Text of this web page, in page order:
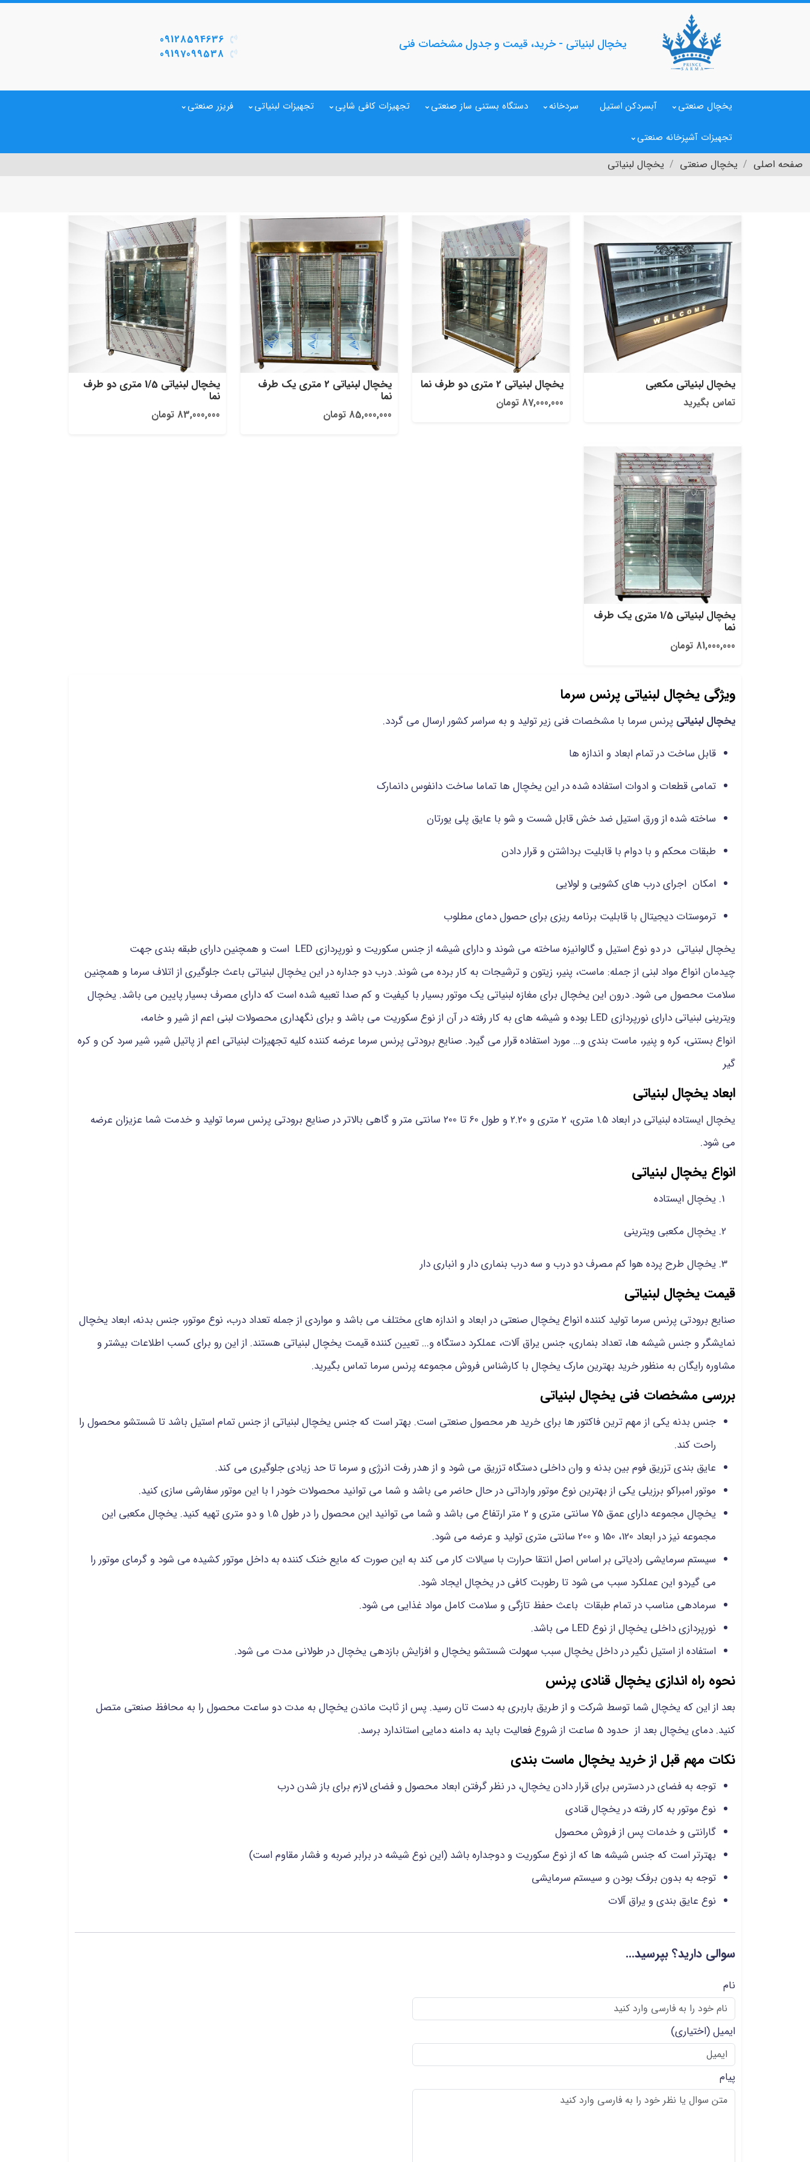
یخچال لبنیاتی - خرید، قیمت و جدول مشخصات فنی
09128594636
09197099538
یخچال صنعتی آبسردکن استیل سردخانه دستگاه بستنی ساز صنعتی تجهیزات کافی شاپی تجهیزات لبنیاتی فریزر صنعتی
تجهیزات آشپزخانه صنعتی
صفحه اصلی یخچال صنعتی یخچال لبنیاتی
یخچال لبنیاتی مکعبی
تماس بگیرید
یخچال لبنیاتی 2 متری دو طرف نما
87,000,000 تومان
یخچال لبنیاتی 2 متری یک طرف
نما
85,000,000 تومان
یخچال لبنیاتی 1/5 متری دو طرف
نما
83,000,000 تومان
یخچال لبنیاتی 1/5 متری یک طرف
نما
81,000,000 تومان
ویژگی یخچال لبنیاتی پرنس سرما
یخچال لبنیاتی پرنس سرما با مشخصات فنی زیر تولید و به سراسر کشور ارسال می گردد.
قابل ساخت در تمام ابعاد و اندازه ها
تمامی قطعات و ادوات استفاده شده در این یخچال ها تماما ساخت دانفوس دانمارک
ساخته شده از ورق استیل ضد خش قابل شست و شو با عایق پلی یورتان
طبقات محکم و با دوام با قابلیت برداشتن و قرار دادن
امکان اجرای درب های کشویی و لولایی
ترموستات دیجیتال با قابلیت برنامه ریزی برای حصول دمای مطلوب
یخچال لبنیاتی در دو نوع استیل و گالوانیزه ساخته می شوند و دارای شیشه از جنس سکوریت و نورپردازی LED است و همچنین دارای طبقه بندی جهت
چیدمان انواع مواد لبنی از جمله: ماست، پنیر، زیتون و ترشیجات به کار برده می شوند. درب دو جداره در این یخچال لبنیاتی باعث جلوگیری از اتلاف سرما و همچنین
سلامت محصول می شود. درون این یخچال برای مغازه لبنیاتی یک موتور بسیار با کیفیت و کم صدا تعبیه شده است که دارای مصرف بسیار پایین می باشد. یخچال
ویترینی لبنیاتی دارای نورپردازی LED بوده و شیشه های به کار رفته در آن از نوع سکوریت می باشد و برای نگهداری محصولات لبنی اعم از شیر و خامه،
انواع بستنی، کره و پنیر، ماست بندی و... مورد استفاده قرار می گیرد. صنایع برودتی پرنس سرما عرضه کننده کلیه تجهیزات لبنیاتی اعم از پاتیل شیر، شیر سرد کن و کره
گیر
ابعاد یخچال لبنیاتی
یخچال ایستاده لبنیاتی
در ابعاد 1.5 متری، 2 متری و 2.20 و طول 60 تا 200 سانتی متر و گاهی بالاتر در صنایع برودتی پرنس سرما تولید و خدمت شما عزیزان عرضه
می شود.
انواع یخچال لبنیاتی
یخچال ایستاده
یخچال مکعبی ویترینی
یخچال طرح پرده هوا کم مصرف دو درب و سه درب بنماری دار و انباری دار
قیمت یخچال لبنیاتی
صنایع برودتی پرنس سرما تولید کننده انواع یخچال صنعتی در ابعاد و اندازه های مختلف می باشد و مواردی از جمله تعداد درب، نوع موتور، جنس بدنه، ابعاد یخچال
نمایشگر و جنس شیشه ها، تعداد بنماری، جنس یراق آلات، عملکرد دستگاه و... تعیین کننده قیمت یخچال لبنیاتی هستند. از این رو برای کسب اطلاعات بیشتر و
مشاوره رایگان به منظور خرید بهترین مارک یخچال با کارشناس فروش مجموعه پرنس سرما تماس بگیرید.
بررسی مشخصات فنی یخچال لبنیاتی
جنس بدنه یکی از مهم ترین فاکتور ها برای خرید هر محصول صنعتی است. بهتر است که جنس یخچال لبنیاتی از جنس تمام استیل باشد تا شستشو محصول را
راحت کند.
عایق بندی تزریق فوم بین بدنه و وان داخلی دستگاه تزریق می شود و از هدر رفت انرژی و سرما تا حد زیادی جلوگیری می کند.
موتور امبراکو برزیلی یکی از بهترین نوع موتور وارداتی در حال حاضر می باشد و شما می توانید محصولات خودر ا با این موتور سفارشی سازی کنید.
یخچال مجموعه دارای عمق 75 سانتی متری و 2 متر ارتفاع می باشد و شما می توانید این محصول را در طول 1.5 و دو متری تهیه کنید. یخچال مکعبی این
مجموعه نیز در ابعاد 120، 150 و 200 سانتی متری تولید و عرضه می شود.
سیستم سرمایشی رادیاتی بر اساس اصل انتقا حرارت با سیالات کار می کند به این صورت که مایع خنک کننده به داخل موتور کشیده می شود و گرمای موتور را
می گیردو این عملکرد سبب می شود تا رطوبت کافی در یخچال ایجاد شود.
سرمادهی مناسب در تمام طبقات باعث حفظ تازگی و سلامت کامل مواد غذایی می شود.
نورپردازی داخلی یخچال از نوع LED می باشد.
استفاده از استیل نگیر در داخل یخچال سبب سهولت شستشو یخچال و افزایش بازدهی یخچال در طولانی مدت می شود.
نحوه راه اندازی یخچال قنادی پرنس
بعد از این که یخچال شما توسط شرکت و از طریق باربری به دست تان رسید. پس از ثابت ماندن یخچال به مدت دو ساعت محصول را به محافظ صنعتی متصل
کنید. دمای یخچال بعد از حدود 5 ساعت از شروع فعالیت باید به دامنه دمایی استاندارد برسد.
نکات مهم قبل از خرید یخچال ماست بندی
توجه به فضای در دسترس برای قرار دادن یخچال، در نظر گرفتن ابعاد محصول و فضای لازم برای باز شدن درب
نوع موتور به کار رفته در یخچال قنادی
گارانتی و خدمات پس از فروش محصول
بهترتر است که جنس شیشه ها که از نوع سکوریت و دوجداره باشد (این نوع شیشه در برابر ضربه و فشار مقاوم است)
توجه به بدون برفک بودن و سیستم سرمایشی
نوع عایق بندی و یراق آلات
سوالی دارید؟ بپرسید...
نام
ایمیل(اختیاری)
پیام